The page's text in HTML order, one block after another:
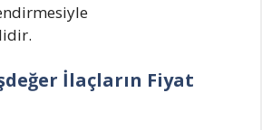
İlaçların Fiyat